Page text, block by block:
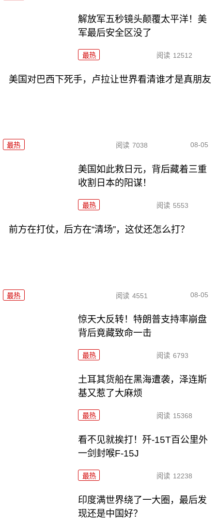
解放军五秒镜头颠覆太平洋！美
军最后安全区没了
最热 阅读 12512
美国对巴西下死手，卢拉让世界看清谁才是真朋友
最热 阅读 7038 08-05
美国如此救日元，背后藏着三重
收割日本的阳谋！
最热 阅读 5553
前方在打仗，后方在“清场”，这仗还怎么打？
最热 阅读 4551 08-05
惊天大反转！特朗普支持率崩盘
背后竟藏致命一击
最热 阅读 6793
土耳其货船在黑海遭袭，泽连斯
基又惹了大麻烦
最热 阅读 15368
看不见就挨打！歼-15T百公里外
一剑封喉F-15J
最热 阅读 12238
印度满世界绕了一大圈，最后发
现还是中国好？